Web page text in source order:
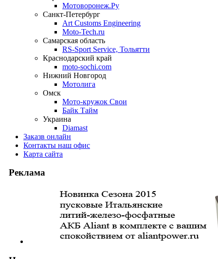
Мотоворонеж.Ру
Санкт-Петербург
Art Customs Engineering
Moto-Tech.ru
Самарская область
RS-Sport Service, Тольятти
Краснодарский край
moto-sochi.com
Нижний Новгород
Мотолига
Омск
Мото-кружок Свои
Байк Тайм
Украина
Diamast
Заказв онлайн
Контакты наш офис
Карта сайта
Реклама